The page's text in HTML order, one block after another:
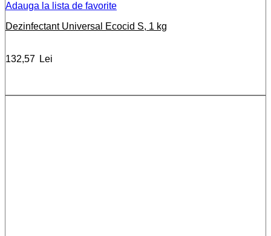
Adauga la lista de favorite
Dezinfectant Universal Ecocid S, 1 kg
132,57 Lei